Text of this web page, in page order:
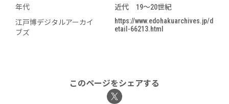
年代
近代 19～20世紀
江戸博デジタルアーカイ
ブズ
https://www.edohakuarchives.jp/d
etail-66213.html
このページをシェアする